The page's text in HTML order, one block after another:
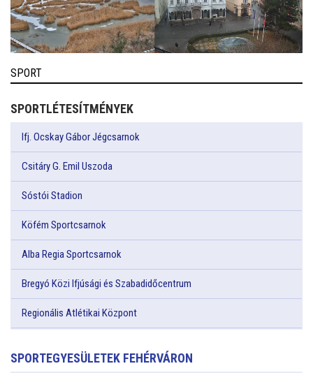
SPORT
SPORTLÉTESÍTMÉNYEK
Ifj. Ocskay Gábor Jégcsarnok
Csitáry G. Emil Uszoda
Sóstói Stadion
Köfém Sportcsarnok
Alba Regia Sportcsarnok
Bregyó Közi Ifjúsági és Szabadidőcentrum
Regionális Atlétikai Központ
SPORTEGYESÜLETEK FEHÉRVÁRON